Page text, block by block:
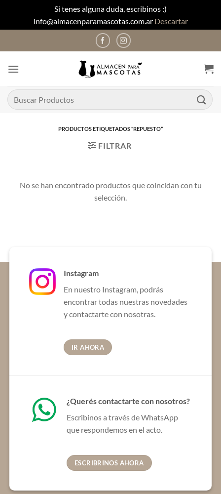
Si tenes alguna duda, escribinos :)
info@almacenparamascotas.com.ar Descartar
Buscar
por:
PRODUCTOS ETIQUETADOS “REPUESTO”
FILTRAR
No se han encontrado productos que coincidan con tu
selección.
Instagram
En nuestro Instagram, podrás
encontrar todas nuestras novedades
y contactarte con nosotras.
IR AHORA
¿Querés contactarte con nosotros?
Escribinos a través de WhatsApp
que respondemos en el acto.
ESCRIBRINOS AHORA